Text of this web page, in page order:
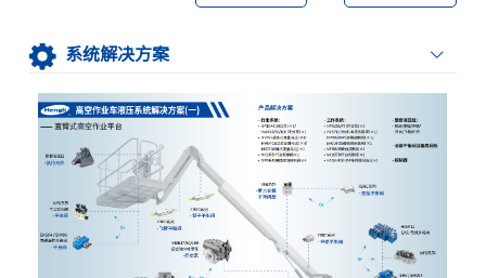
系统解决方案